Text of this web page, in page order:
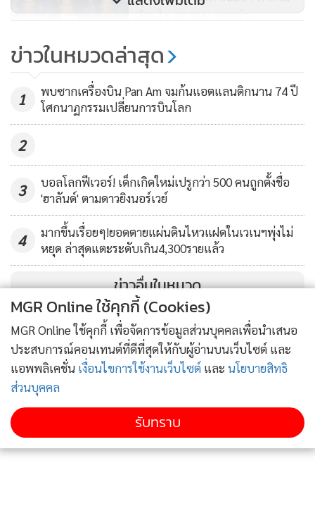
218
เงื่อนไข กอ.รมน.ทุกอย่าง
2,714
เผยฝ่ายความม้่นคงเคยเสนอตัดเน็ต-
ตัดไฟตั้งแต่ 9 มิ.ย.แต่รอประชุม
สมช.จนเขมรตัดก่อน
ข่าวในหมวดล่าสุด
1
พบซากเครื่องบิน Pan Am จมก้นแอตแลนติกนาน 74 ปี
โศกนาฏกรรมเปลี่ยนการบินโลก
2
3
บอลโลกฟีเวอร์! เด็กเกิดใหม่เปรูกว่า 500 คนถูกตั้งชื่อ
'ฮาลันด์' ตามดาวยิงนอร์เวย์
4
มากขึ้นเรื่อยๆ!ยอดตายแผ่นดินไหวแฝดในเวเนฯพุ่งไม่
หยุด ล่าสุดแตะระดับเกิน4,300รายแล้ว
ข่าวอื่นในหมวด
MGR Online Application
MGR Online ใช้คุกกี้ (Cookies)
MGR Online ใช้คุกกี้ เพื่อจัดการข้อมูลส่วนบุคคลเพื่อนำเสนอ
ประสบการณ์คอนเทนต์ที่ดีที่สุดให้กับผู้อ่านบนเว็บไซต์ และ
แอพพลิเคชั่น เงื่อนไขการใช้งานเว็บไซต์ และ นโยบายสิทธิ
ส่วนบุคคล
รับทราบ